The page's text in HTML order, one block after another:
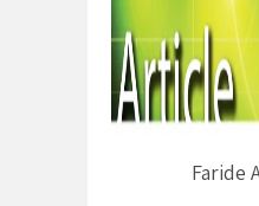
Faride